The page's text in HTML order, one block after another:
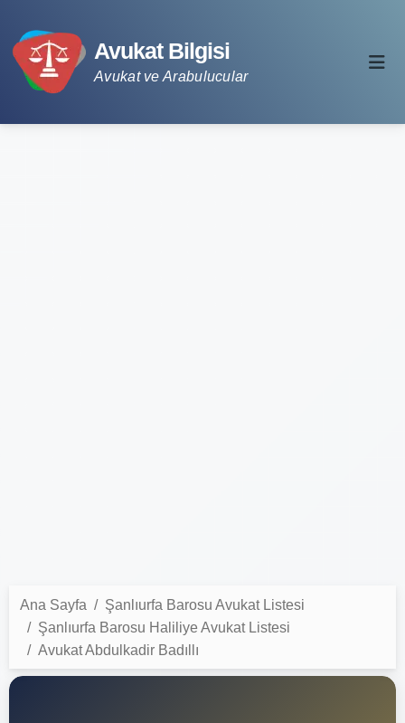
Avukat Bilgisi
Avukat ve Arabulucular
Ana Sayfa
Şanlıurfa Barosu Avukat Listesi
Şanlıurfa Barosu Haliliye Avukat Listesi
Avukat Abdulkadir Badıllı